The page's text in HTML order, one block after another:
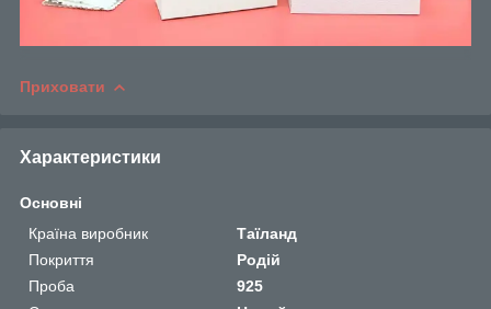
Приховати
Характеристики
Основні
Країна виробник
Таїланд
Покриття
Родій
Проба
925